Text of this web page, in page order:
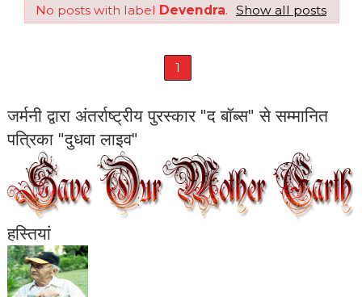
No posts with label Devendra. Show all posts
1
जर्मनी द्वारा अंतर्राष्ट्रीय पुरस्कार "द बॉब्स" से सम्मानित
पत्रिका "दुधवा लाइव"
हस्तियां